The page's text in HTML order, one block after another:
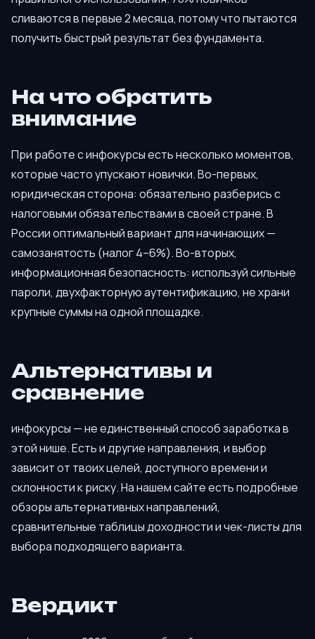
сливаются в первые 2 месяца, потому что пытаются
получить быстрый результат без фундамента.
На что обратить
внимание
При работе с инфокурсы есть несколько моментов,
которые часто упускают новички. Во-первых,
юридическая сторона: обязательно разберись с
налоговыми обязательствами в своей стране. В
России оптимальный вариант для начинающих —
самозанятость (налог 4–6%). Во-вторых,
информационная безопасность: используй сильные
пароли, двухфакторную аутентификацию, не храни
крупные суммы на одной площадке.
Альтернативы и
сравнение
инфокурсы — не единственный способ заработка в
этой нише. Есть и другие направления, и выбор
зависит от твоих целей, доступного времени и
склонности к риску. На нашем сайте есть подробные
обзоры альтернативных направлений,
сравнительные таблицы доходности и чек-листы для
выбора подходящего варианта.
Вердикт